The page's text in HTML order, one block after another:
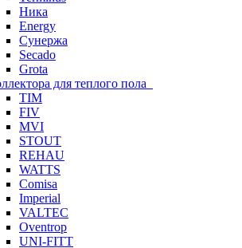
Ника
Energy
Сунержа
Secado
Grota
для теплого пола
TIM
FIV
MVI
STOUT
REHAU
WATTS
Comisa
Imperial
VALTEC
Oventrop
UNI-FITT